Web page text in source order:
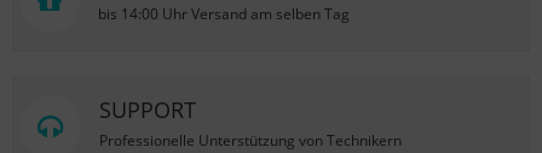
bis 14:00 Uhr Versand am selben Tag
SUPPORT
Professionelle Unterstützung von Technikern